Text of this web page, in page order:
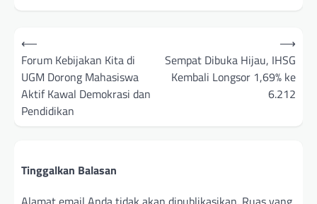
Navigasi
pos
⟵
Forum Kebijakan Kita di
UGM Dorong Mahasiswa
Aktif Kawal Demokrasi dan
Pendidikan
Sempat Dibuka Hijau, IHSG
Kembali Longsor 1,69% ke
6.212
⟶
Tinggalkan Balasan